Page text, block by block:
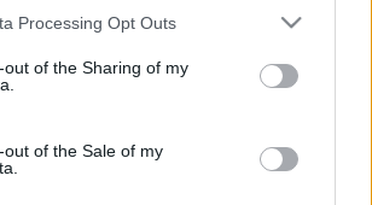
website/app uses one or more Google
visit or usage behaviour. You may click to
to Google and its third-party tags to
specified purposes in below Google
Processing Opt Outs
out of the Sharing of my
out of the Sale of my
érintő kérdést vet fel az előadás, s
igazgató, aki hangsúlyozta, a próbák
egy-egy hangszert is kezébe kapott.